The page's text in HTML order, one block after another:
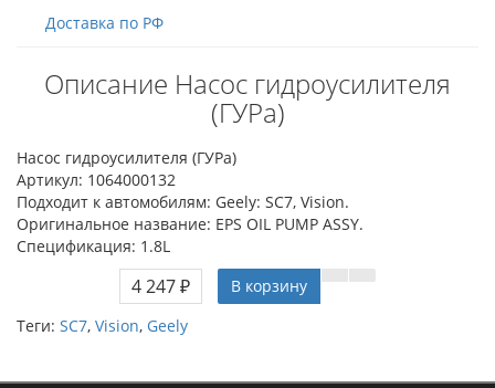
Доставка по РФ
Описание Насос гидроусилителя
(ГУРа)
Насос гидроусилителя (ГУРа)
Артикул: 1064000132
Подходит к автомобилям: Geely: SC7, Vision.
Оригинальное название: EPS OIL PUMP ASSY.
Спецификация: 1.8L
4 247 ₽
В корзину
Теги: SC7, Vision, Geely